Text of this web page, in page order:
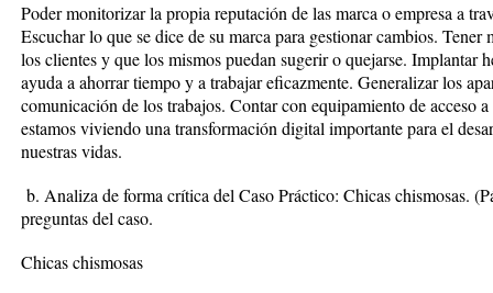
Poder monitorizar la propia reputación de las marca o empresa a
Escuchar lo que se dice de su marca para gestionar cambios.
los clientes y que los mismos puedan sugerir o quejarse. Implantar
ayuda a ahorrar tiempo y a trabajar eficazmente. Generalizar los
comunicación de los trabajos. Contar con equipamiento de acceso
estamos viviendo una transformación digital importante para el
nuestras vidas.
b. Analiza de forma crítica del Caso Práctico: Chicas chismosas.
preguntas del caso.
Chicas chismosas